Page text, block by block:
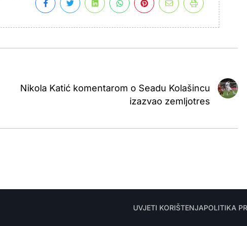
Nikola Katić komentarom o Seadu Kolašincu
izazvao zemljotres
UVJETI KORIŠTENJAPOLITIKA